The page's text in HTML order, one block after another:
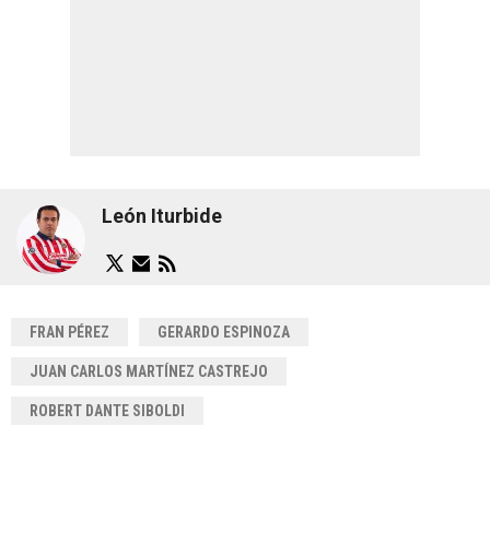
León Iturbide
FRAN PÉREZ GERARDO ESPINOZA
JUAN CARLOS MARTÍNEZ CASTREJO
ROBERT DANTE SIBOLDI